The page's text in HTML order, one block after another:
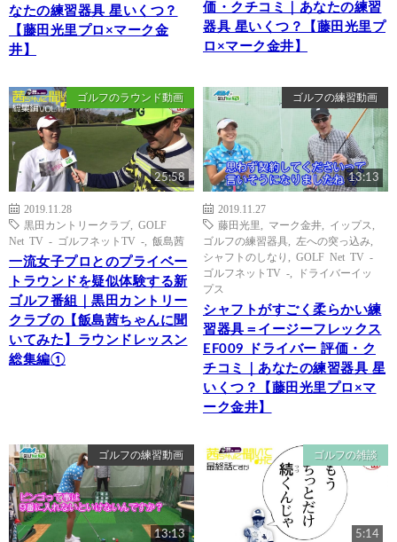
なたの練習器具 星いくつ？
【藤田光里プロ×マーク金
井】
価・クチコミ｜あなたの練習
器具 星いくつ？【藤田光里プ
ロ×マーク金井】
ゴルフのラウンド動画
25:58
2019.11.28
黒田カントリークラブ
GOLF
Net TV - ゴルフネットTV -
飯島茜
一流女子プロとのプライベー
トラウンドを疑似体験する新
ゴルフ番組｜黒田カントリー
クラブの【飯島茜ちゃんに聞
いてみた】ラウンドレッスン
総集編①
ゴルフの練習動画
13:13
2019.11.27
藤田光里
マーク金井 イップス
ゴルフの練習器具
左への突っ込み
シャフトのしなり
GOLF Net TV -
ゴルフネットTV -
ドライバーイッ
プス
シャフトがすごく柔らかい練
習器具＝イージーフレックス
EF009 ドライバー 評価・ク
チコミ｜あなたの練習器具 星
いくつ？【藤田光里プロ×マ
ーク金井】
ゴルフの練習動画
13:13
ゴルフの雑談
5:14